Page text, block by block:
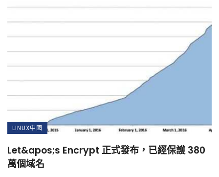
LINUX中國
Let&apos;s Encrypt 正式發布，已經保護 380
萬個域名